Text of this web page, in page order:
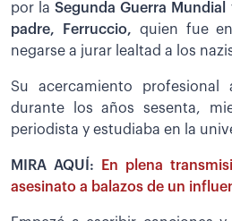
por la Segunda Guerra
padre, Ferruccio, quien fue
negarse a jurar lealtad a los
Su acercamiento
durante los años sesenta,
periodista y estudiaba en la
MIRA AQUÍ:
En plena
asesinato a balazos de un